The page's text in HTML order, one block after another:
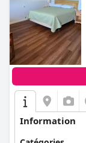
Information